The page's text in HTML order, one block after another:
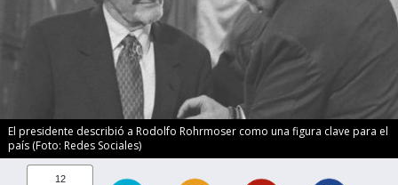
El presidente describió a Rodolfo Rohrmoser como una figura clave para el
país (Foto: Redes Sociales)
12